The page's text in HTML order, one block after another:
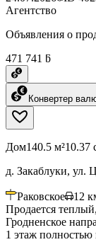
Агентство
Объявления о
471 741 ƃ
Конвертер
Дом140.5 м²10.37
д. Закаблуки, ул.
Раковское 12
Продается
Гродненское
1 этаж полностью